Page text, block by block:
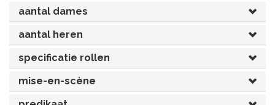
UITGELICHT!
OVERIG (30'-75')
UITGELICHT!
KORT (-30')
OVERIG (30'-75')
JUBILEUMSTUK
KOSTUUMSTUK
MUSICAL
VOLKSTONEEL
OVERIG
SINTERKLAASTONEEL
KERSTTONEEL
JONGERENTONEEL
RECHTEN REGELEN
aantal dames
aantal heren
specificatie rollen
mise-en-scène